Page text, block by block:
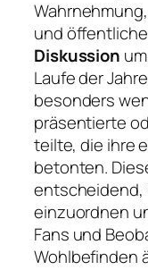
und
Diskussion
Laufe der
besonders
präsentierte
teilte, die ihre
betonten.
entscheidend,
einzuordnen
Fans und
Wohlbefinden